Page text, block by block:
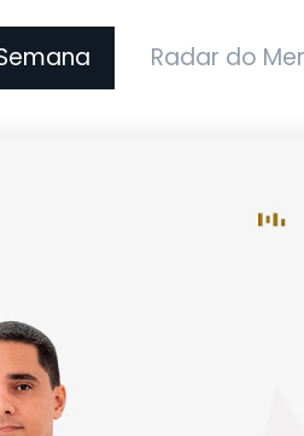
Radar do